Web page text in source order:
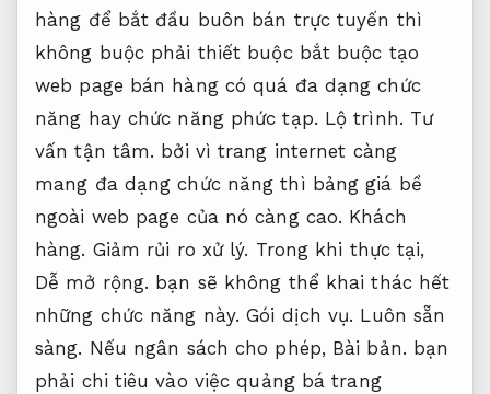
hàng để bắt đầu buôn bán trực tuyến thì
không buộc phải thiết buộc bắt buộc tạo
web page bán hàng có quá đa dạng chức
năng hay chức năng phức tạp. Lộ trình. Tư
vấn tận tâm. bởi vì trang internet càng
mang đa dạng chức năng thì bảng giá bề
ngoài web page của nó càng cao. Khách
hàng. Giảm rủi ro xử lý. Trong khi thực tại,
Dễ mở rộng. bạn sẽ không thể khai thác hết
những chức năng này.Gói dịch vụ. Luôn sẵn
sàng. Nếu ngân sách cho phép, Bài bản. bạn
phải chi tiêu vào việc quảng bá trang